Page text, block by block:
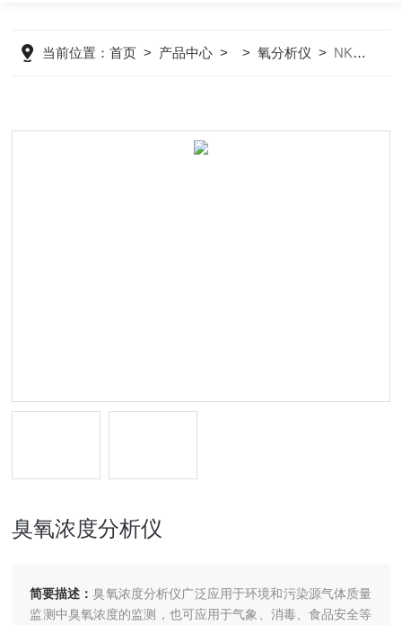
当前位置：首页 > 产品中心 > >氧分析仪 > NKOZ-1200臭氧浓度分析仪
臭氧浓度分析仪
简要描述：臭氧浓度分析仪广泛应用于环境和污染源气体质量
监测中臭氧浓度的监测，也可应用于气象、消毒、食品安全等